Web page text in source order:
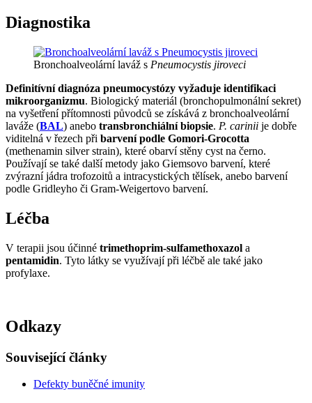
Diagnostika
Bronchoalveolární laváž s Pneumocystis jiroveci
Definitívní diagnóza pneumocystózy vyžaduje identifikaci
mikroorganizmu. Biologický materiál (bronchopulmonální sekret)
na vyšetření přítomnosti původců se získává z bronchoalveolární
laváže (BAL) anebo transbronchiální biopsie. P. carinii je dobře
viditelná v řezech při barvení podle Gomori-Grocotta
(methenamin silver strain), které obarví stěny cyst na černo.
Používají se také další metody jako Giemsovo barvení, které
zvýrazní jádra trofozoitů a intracystických tělísek, anebo barvení
podle Gridleyho či Gram-Weigertovo barvení.
Léčba
V terapii jsou účinné trimethoprim-sulfamethoxazol a
pentamidin. Tyto látky se využívají při léčbě ale také jako
profylaxe.
Odkazy
Související články
Defekty buněčné imunity